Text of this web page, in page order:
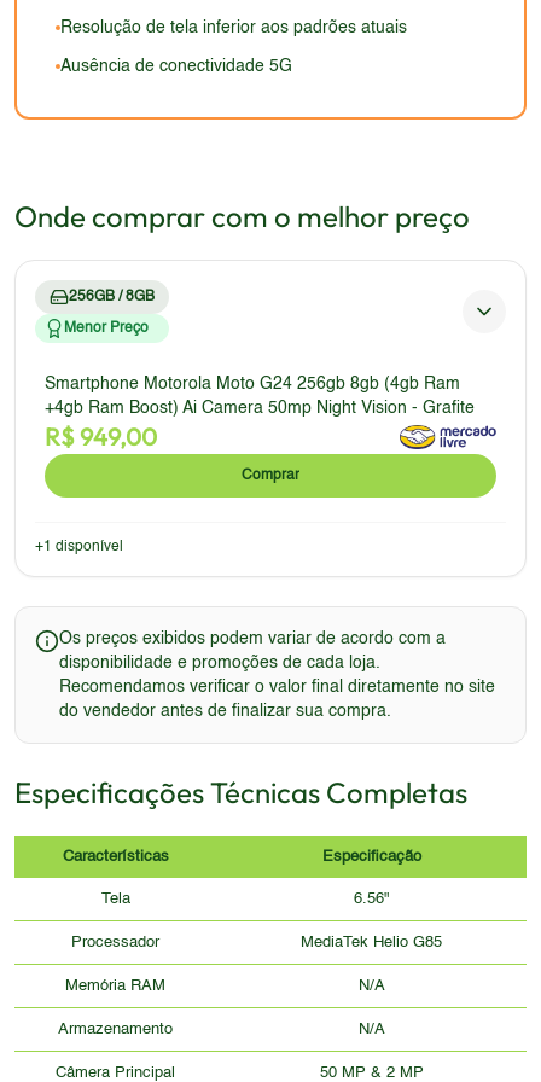
Resolução de tela inferior aos padrões atuais
Ausência de conectividade 5G
Onde comprar com o melhor preço
256GB / 8GB
Menor Preço
Smartphone Motorola Moto G24 256gb 8gb (4gb Ram
+4gb Ram Boost) Ai Camera 50mp Night Vision - Grafite
R$949,00
Comprar
+1 disponível
Os preços exibidos podem variar de acordo com a
disponibilidade e promoções de cada loja.
Recomendamos verificar o valor final diretamente no site
do vendedor antes de finalizar sua compra.
Especificações Técnicas Completas
Características Especificação
Tela 6.56"
Processador MediaTek Helio G85
Memória RAM N/A
Armazenamento N/A
Câmera Principal 50 MP & 2 MP